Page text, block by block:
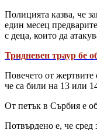
Полицията казва, че
един месец
с деца, които да
Тридневен траур бе
Повечето от жертвите
че са били на 13 или
От петък в Сърбия е
Потвърдено е, че сред